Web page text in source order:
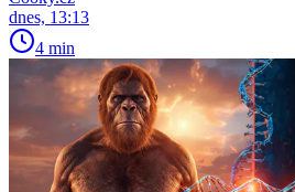
dnes, 13:13
4 min